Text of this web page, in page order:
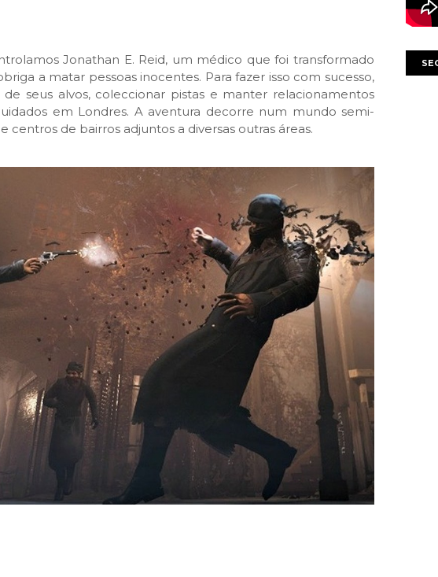
Jonathan E. Reid, um médico que foi transformado
a matar pessoas inocentes. Para fazer isso com sucesso,
seus alvos, coleccionar pistas e manter relacionamentos
em Londres. A aventura decorre num mundo semi-
de bairros adjuntos a diversas outras áreas.